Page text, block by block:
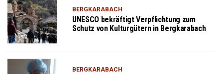
BERGKARABACH
UNESCO bekräftigt Verpflichtung zum
Schutz von Kulturgütern in Bergkarabach
BERGKARABACH